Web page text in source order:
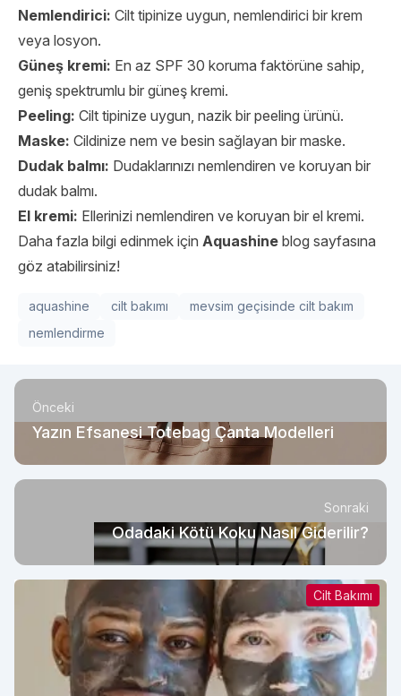
Nemlendirici: Cilt tipinize uygun, nemlendirici bir krem ​​
veya losyon.
Güneş kremi: En az SPF 30 koruma faktörüne sahip,
geniş spektrumlu bir güneş kremi.
Peeling: Cilt tipinize uygun, nazik bir peeling ürünü.
Maske: Cildinize nem ve besin sağlayan bir maske.
Dudak balmı: Dudaklarınızı nemlendiren ve koruyan bir
dudak balmı.
El kremi: Ellerinizi nemlendiren ve koruyan bir el kremi.
Daha fazla bilgi edinmek için Aquashine blog sayfasına
göz atabilirsiniz!
aquashine cilt bakımı
mevsim geçisinde cilt bakım
nemlendirme
Önceki
Yazın Efsanesi Totebag Çanta Modelleri
Sonraki
Odadaki Kötü Koku Nasıl Giderilir?
Cilt Bakımı